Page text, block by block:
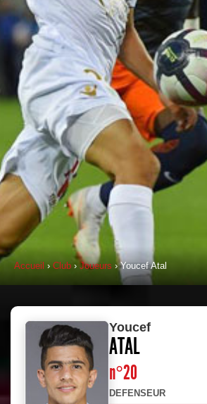
Accueil › Club › Joueurs › Youcef Atal
Youcef
ATAL
n°20
DEFENSEUR